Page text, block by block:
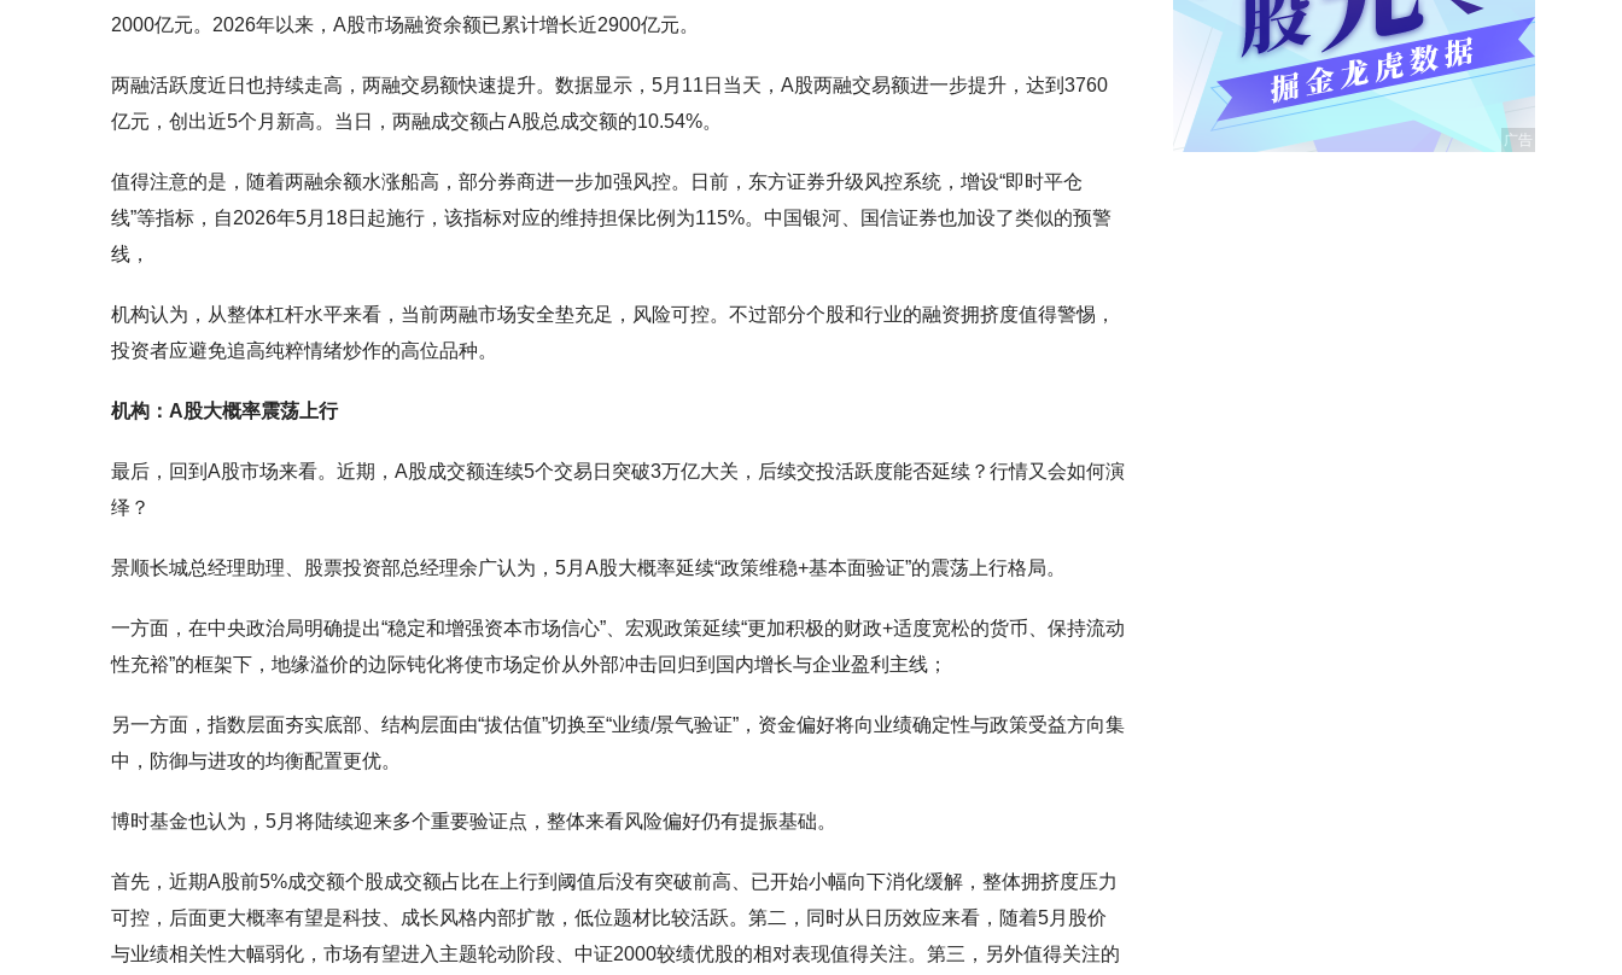
2000亿元。2026年以来，A股市场融资余额已累计增长近2900亿元。
两融活跃度近日也持续走高，两融交易额快速提升。数据显示，5月11日当天，A股两融交易额进一步提升，达到3760
亿元，创出近5个月新高。当日，两融成交额占A股总成交额的10.54%。
值得注意的是，随着两融余额水涨船高，部分券商进一步加强风控。日前，东方证券升级风控系统，增设“即时平仓
线”等指标，自2026年5月18日起施行，该指标对应的维持担保比例为115%。中国银河、国信证券也加设了类似的预警
线，
机构认为，从整体杠杆水平来看，当前两融市场安全垫充足，风险可控。不过部分个股和行业的融资拥挤度值得警惕，
投资者应避免追高纯粹情绪炒作的高位品种。
机构：A股大概率震荡上行
最后，回到A股市场来看。近期，A股成交额连续5个交易日突破3万亿大关，后续交投活跃度能否延续？行情又会如何演
绎？
景顺长城总经理助理、股票投资部总经理余广认为，5月A股大概率延续“政策维稳+基本面验证”的震荡上行格局。
一方面，在中央政治局明确提出“稳定和增强资本市场信心”、宏观政策延续“更加积极的财政+适度宽松的货币、保持流动
性充裕”的框架下，地缘溢价的边际钝化将使市场定价从外部冲击回归到国内增长与企业盈利主线；
另一方面，指数层面夯实底部、结构层面由“拔估值”切换至“业绩/景气验证”，资金偏好将向业绩确定性与政策受益方向集
中，防御与进攻的均衡配置更优。
博时基金也认为，5月将陆续迎来多个重要验证点，整体来看风险偏好仍有提振基础。
首先，近期A股前5%成交额个股成交额占比在上行到阈值后没有突破前高、已开始小幅向下消化缓解，整体拥挤度压力
可控，后面更大概率有望是科技、成长风格内部扩散，低位题材比较活跃。第二，同时从日历效应来看，随着5月股价
与业绩相关性大幅弱化，市场有望进入主题轮动阶段、中证2000较绩优股的相对表现值得关注。第三，另外值得关注的